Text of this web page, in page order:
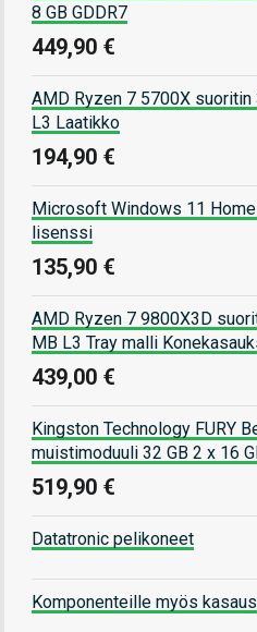
8 GB GDDR7
449,90 €
AMD Ryzen 7 5700X suoritin
L3 Laatikko
194,90 €
Microsoft Windows 11
lisenssi
135,90 €
AMD Ryzen 7 9800X3D
MB L3 Tray malli
439,00 €
Kingston Technology FURY
muistimoduuli 32 GB 2 x 16
519,90 €
Datatronic pelikoneet
Komponenteille myös